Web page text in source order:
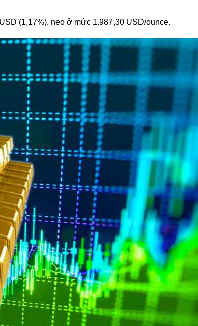
(1,17%), neo ở mức 1.987,30 USD/ounce.